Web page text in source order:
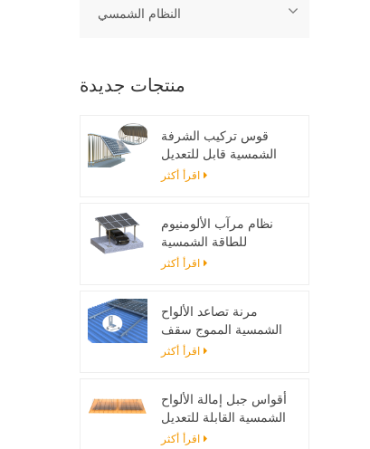
النظام الشمسي
منتجات جديدة
قوس تركيب الشرفة
الشمسية قابل للتعديل
اقرأ أكثر
نظام مرآب الألومنيوم
للطاقة الشمسية
اقرأ أكثر
مرنة تصاعد الألواح
الشمسية المموج سقف
تصاعد بين قوسين
اقرأ أكثر
أقواس جبل إمالة الألواح
الشمسية القابلة للتعديل
مصممة لأنظمة الطاقة
اقرأ أكثر